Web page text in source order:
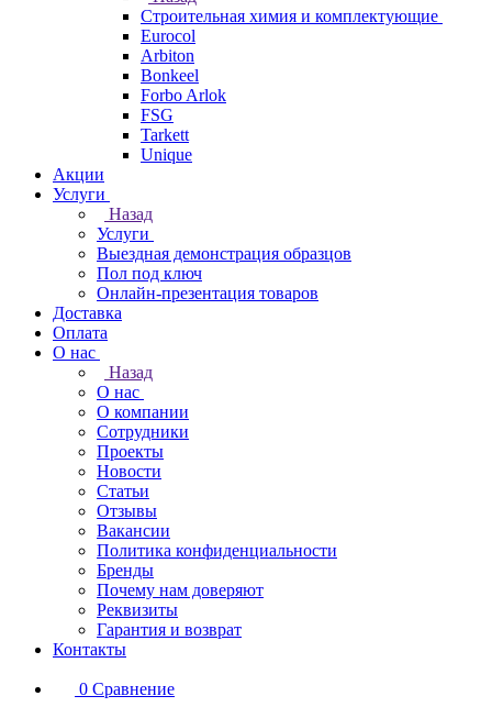
Строительная химия и комплектующие
Eurocol
Arbiton
Bonkeel
Forbo Arlok
FSG
Tarkett
Unique
Акции
Услуги
Назад
Услуги
Выездная демонстрация образцов
Пол под ключ
Онлайн-презентация товаров
Доставка
Оплата
О нас
Назад
О нас
О компании
Сотрудники
Проекты
Новости
Статьи
Отзывы
Вакансии
Политика конфиденциальности
Бренды
Почему нам доверяют
Реквизиты
Гарантия и возврат
Контакты
0 Сравнение